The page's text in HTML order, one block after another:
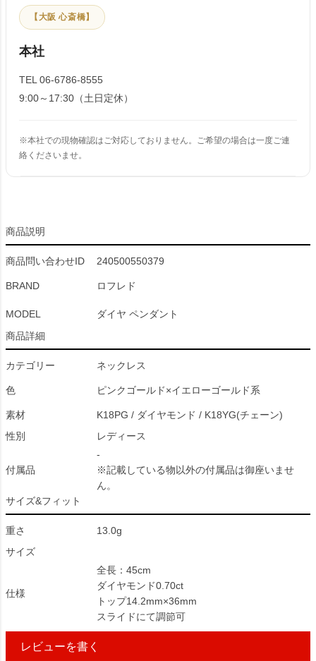
【大阪 心斎橋】
本社
TEL 06-6786-8555
9:00～17:30（土日定休）
※本社での現物確認はご対応しておりません。ご希望の場合は一度ご連
絡くださいませ。
商品説明
商品問い合わせID 240500550379
BRAND ロフレド
MODEL
ダイヤ ペンダント
商品詳細
カテゴリー ネックレス
色 ピンクゴールド×イエローゴールド系
素材
K18PG / ダイヤモンド / K18YG(チェーン)
性別
レディース
付属品
-
※記載している物以外の付属品は御座いませ
ん。
サイズ&フィット
重さ
13.0g
サイズ
仕様
全長：45cm
ダイヤモンド0.70ct
トップ14.2mm×36mm
スライドにて調節可
レビューを書く